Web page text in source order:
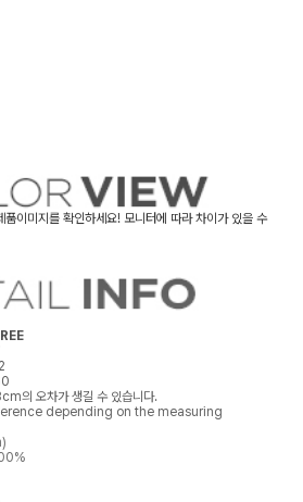
이미지를 확인하세요! 모니터에 따라 차이가 있을 수
의 오차가 생길 수 있습니다.
depending on the measuring